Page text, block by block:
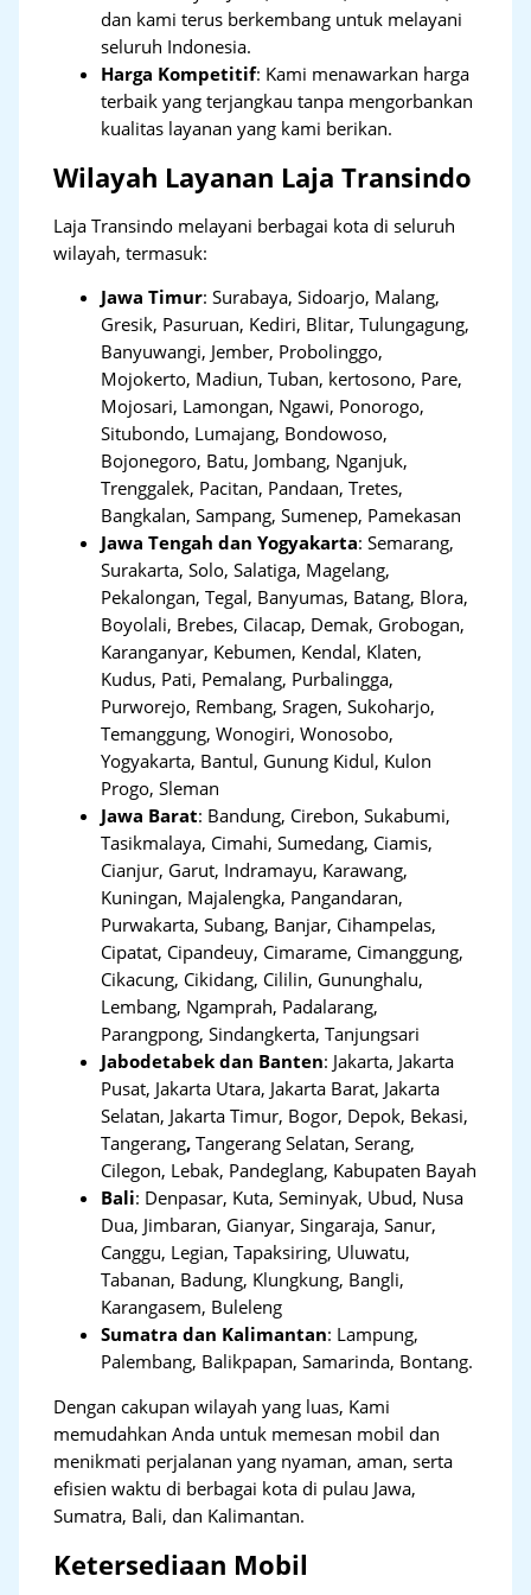
dan kami terus berkembang untuk melayani
seluruh Indonesia.
Harga Kompetitif: Kami menawarkan harga
terbaik yang terjangkau tanpa mengorbankan
kualitas layanan yang kami berikan.
Wilayah Layanan Laja Transindo
Laja Transindo melayani berbagai kota di seluruh
wilayah, termasuk:
Jawa Timur:Surabaya, Sidoarjo, Malang,
Gresik, Pasuruan, Kediri, Blitar, Tulungagung,
Banyuwangi, Jember, Probolinggo,
Mojokerto, Madiun, Tuban, kertosono, Pare,
Mojosari, Lamongan, Ngawi, Ponorogo,
Situbondo, Lumajang, Bondowoso,
Bojonegoro, Batu, Jombang, Nganjuk,
Trenggalek, Pacitan, Pandaan, Tretes,
Bangkalan, Sampang, Sumenep, Pamekasan
Jawa Tengah dan Yogyakarta:Semarang,
Surakarta, Solo, Salatiga, Magelang,
Pekalongan, Tegal, Banyumas, Batang, Blora,
Boyolali, Brebes, Cilacap, Demak, Grobogan,
Karanganyar, Kebumen, Kendal, Klaten,
Kudus, Pati, Pemalang, Purbalingga,
Purworejo, Rembang, Sragen, Sukoharjo,
Temanggung, Wonogiri, Wonosobo,
Yogyakarta, Bantul, Gunung Kidul, Kulon
Progo, Sleman
Jawa Barat: Bandung, Cirebon, Sukabumi,
Tasikmalaya, Cimahi, Sumedang, Ciamis,
Cianjur, Garut, Indramayu, Karawang,
Kuningan, Majalengka, Pangandaran,
Purwakarta, Subang, Banjar, Cihampelas,
Cipatat, Cipandeuy, Cimarame, Cimanggung,
Cikacung, Cikidang, Cililin, Gununghalu,
Lembang, Ngamprah, Padalarang,
Parangpong, Sindangkerta, Tanjungsari
Jabodetabek dan Banten: Jakarta, Jakarta
Pusat, Jakarta Utara, Jakarta Barat, Jakarta
Selatan, Jakarta Timur, Bogor, Depok, Bekasi,
Tangerang,Tangerang Selatan, Serang,
Cilegon, Lebak, Pandeglang, Kabupaten Bayah
Bali: Denpasar, Kuta, Seminyak, Ubud, Nusa
Dua, Jimbaran, Gianyar, Singaraja, Sanur,
Canggu, Legian, Tapaksiring, Uluwatu,
Tabanan, Badung, Klungkung, Bangli,
Karangasem, Buleleng
Sumatra dan Kalimantan: Lampung,
Palembang, Balikpapan, Samarinda, Bontang.
Dengan cakupan wilayah yang luas, Kami
memudahkan Anda untuk memesan mobil dan
menikmati perjalanan yang nyaman, aman, serta
efisien waktu di berbagai kota di pulau Jawa,
Sumatra, Bali, dan Kalimantan.
Ketersediaan Mobil